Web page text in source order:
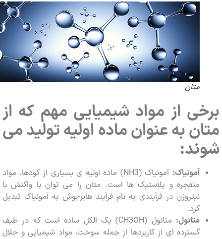
از مواد شیمیایی مهم که از
به عنوان ماده اولیه تولید می
آمونیاک:
آمونیاک (NH3) ماده اولیه ی بسیاری از کودها، مواد
منفجره و پلاستیک ها است. متان را می توان با واکنش با
نیتروژن در فرآیندی به نام فرآیند هابر-بوش به آمونیاک تبدیل
متانول:
متانول (CH3OH) یک الکل ساده است که در طیف
گسترده ای از کاربردها از جمله سوخت، مواد شیمیایی و حلال